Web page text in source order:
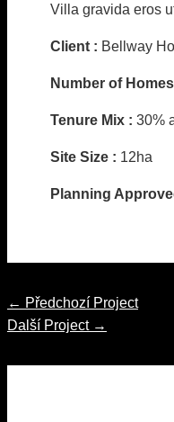
Villa gravida eros
Client : Bellway
Number of
Tenure Mix : 30%
Site Size : 12ha
Planning
Navigace
pro
← Předchozí Project
Další Project →